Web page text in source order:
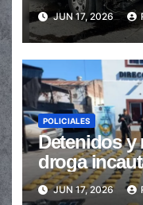
JUN 17, 2026
POLICIALES
Detenidos y
droga
provincia
JUN 17, 2026